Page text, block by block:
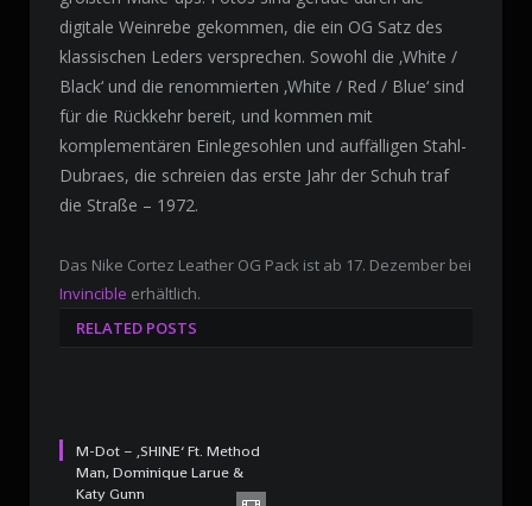
digitale Weinrebe gekommen, die ein OG Satz des
klassischen Leders versprechen. Sowohl die ‚White /
Black‘ und die renommierten ‚White / Red / Blue‘ sind
für die Rückkehr bereit, und kommen mit
komplementären Einlegesohlen und auffälligen Stahl-
Dubraes, die schreien das erste Jahr der Schuh traf
die Straße – 1972.
Das Nike Cortez Leather OG Pack ist ab 17. Dezember bei
Invincible erhältlich.
RELATED POSTS
M-Dot – ‚SHINE‘ Ft. Method
Man, Dominique Larue &
Katy Gunn